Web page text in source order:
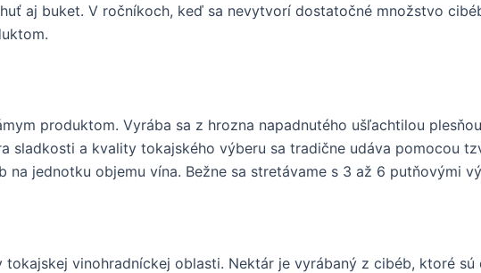
aj buket. V ročníkoch, keď sa nevytvorí dostatočné množstvo
produktom. Vyrába sa z hrozna napadnutého ušľachtilou
sladkosti a kvality tokajského výberu sa tradične udáva pomocou
jednotku objemu vína. Bežne sa stretávame s 3 až 6 putňovými
vinohradníckej oblasti. Nektár je vyrábaný z cibéb, ktoré sú